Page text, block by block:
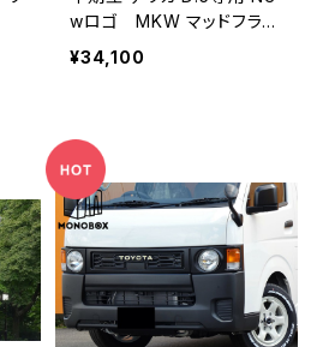
wロゴ MKW マッドフラッ
プ
¥34,100